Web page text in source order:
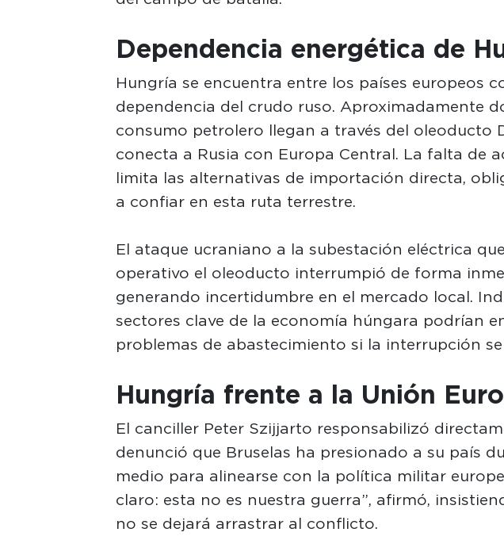
Dependencia energética de
Hungría se encuentra entre los países europeos
dependencia del crudo ruso. Aproximadamente
consumo petrolero llegan a través del oleoducto
conecta a Rusia con Europa Central. La falta de
limita las alternativas de importación directa,
a confiar en esta ruta terrestre.
El ataque ucraniano a la subestación eléctrica
operativo el oleoducto interrumpió de forma
generando incertidumbre en el mercado local.
sectores clave de la economía húngara podrían
problemas de abastecimiento si la interrupción
Hungría frente a la Unión
El canciller Peter Szijjarto responsabilizó
denunció que Bruselas ha presionado a su país
medio para alinearse con la política militar
claro: esta no es nuestra guerra”, afirmó,
no se dejará arrastrar al conflicto.